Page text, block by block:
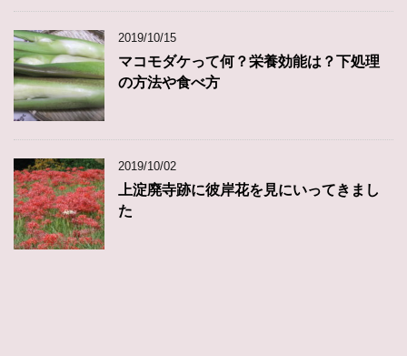
2019/10/15
マコモダケって何？栄養効能は？下処理
の方法や食べ方
2019/10/02
上淀廃寺跡に彼岸花を見にいってきまし
た